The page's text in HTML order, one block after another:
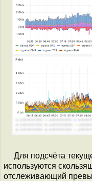
Для подсчёта
используются
отслеживающий